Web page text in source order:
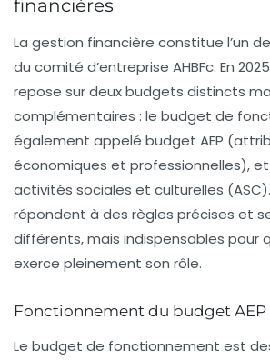
financières
La gestion financière constitue l’un
du comité d’entreprise AHBFc. En
repose sur deux budgets distincts
complémentaires : le budget de
également appelé budget AEP
économiques et professionnelles),
activités sociales et culturelles
répondent à des règles précises et
différents, mais indispensables pour
exerce pleinement son rôle.
Fonctionnement du budget AEP
Le budget de fonctionnement est